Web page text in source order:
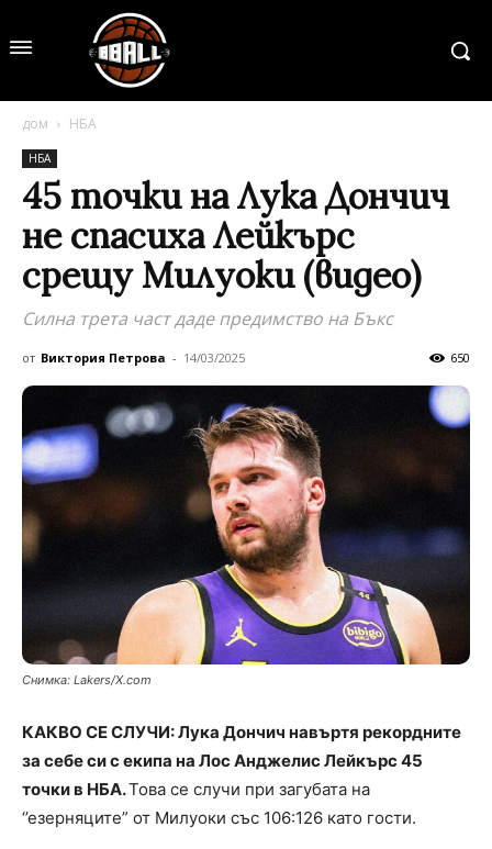
дом НБА
НБА
45 точки на Лука Дончич
не спасиха Лейкърс
срещу Милуоки (видео)
Силна трета част даде предимство на Бъкс
от Виктория Петрова - 14/03/2025 650
Снимка: Lakers/X.com
КАКВО СЕ СЛУЧИ: Лука Дончич навъртя рекордните
за себе си с екипа на Лос Анджелис Лейкърс 45
точки в НБА.Това се случи при загубата на
‘’езерняците” от Милуоки със 106:126 като гости.